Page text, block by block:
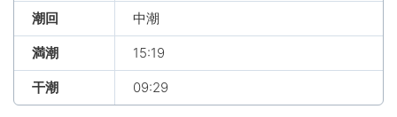
潮回 中潮
満潮 15:19
干潮 09:29